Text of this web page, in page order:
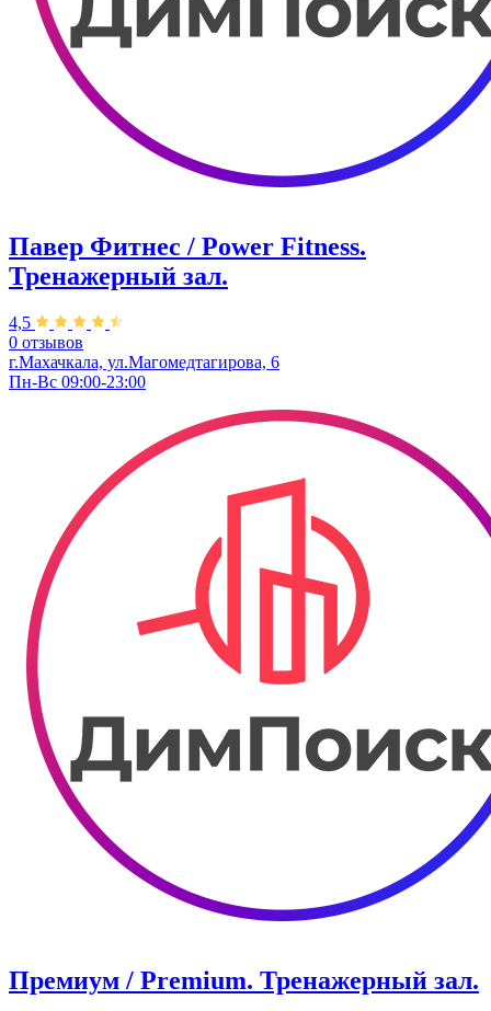
Павер Фитнес / Power Fitness.
Тренажерный зал.
4,5
0 отзывов
г.Махачкала, ул.Магомедтагирова, 6
Пн-Вс 09:00-23:00
Премиум / Premium. Тренажерный зал.